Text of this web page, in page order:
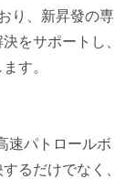
り、新昇發の専
をサポートし、
す。
速パトロールボ
るだけでなく、